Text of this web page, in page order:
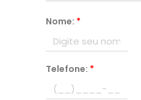
Nome: *
Telefone: *